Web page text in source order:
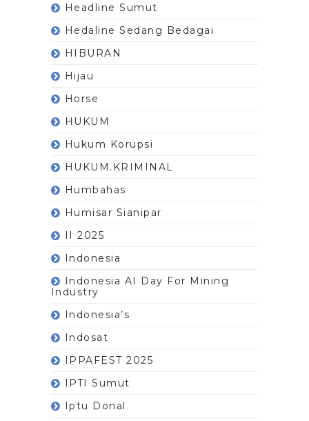
Headline Sumut
Hedaline Sedang Bedagai
HIBURAN
Hijau
Horse
HUKUM
Hukum Korupsi
HUKUM.KRIMINAL
Humbahas
Humisar Sianipar
II 2025
Indonesia
Indonesia AI Day For Mining
Industry
Indonesia’s
Indosat
IPPAFEST 2025
IPTI Sumut
Iptu Donal